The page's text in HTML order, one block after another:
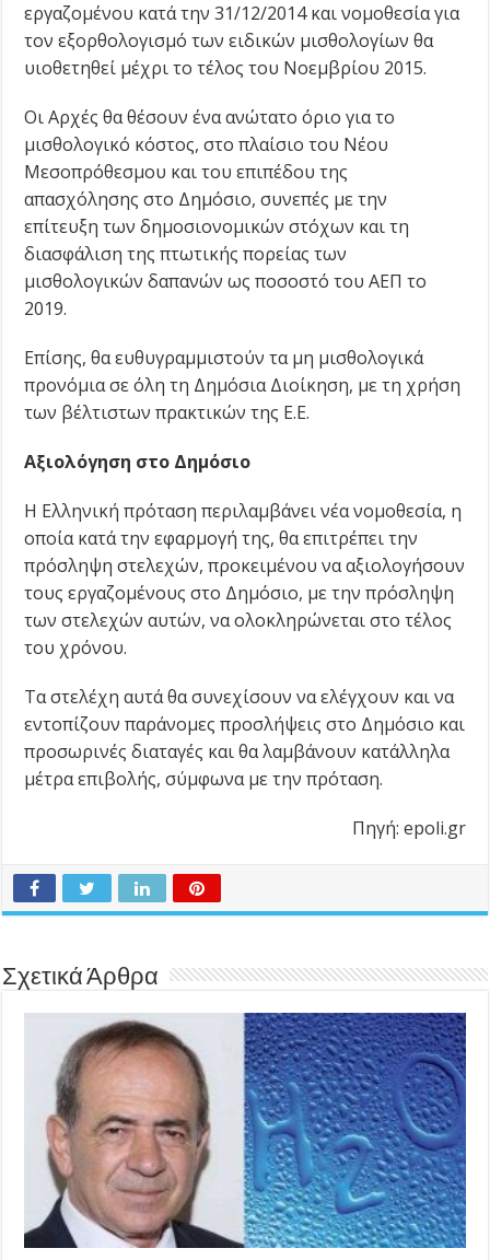
εργαζομένου κατά την 31/12/2014 και νομοθεσία για
τον εξορθολογισμό των ειδικών μισθολογίων θα
υιοθετηθεί μέχρι το τέλος του Νοεμβρίου 2015.
Οι Αρχές θα θέσουν ένα ανώτατο όριο για το
μισθολογικό κόστος, στο πλαίσιο του Νέου
Μεσοπρόθεσμου και του επιπέδου της
απασχόλησης στο Δημόσιο, συνεπές με την
επίτευξη των δημοσιονομικών στόχων και τη
διασφάλιση της πτωτικής πορείας των
μισθολογικών δαπανών ως ποσοστό του ΑΕΠ το
2019.
Επίσης, θα ευθυγραμμιστούν τα μη μισθολογικά
προνόμια σε όλη τη Δημόσια Διοίκηση, με τη χρήση
των βέλτιστων πρακτικών της Ε.Ε.
Αξιολόγηση στο Δημόσιο
Η Ελληνική πρόταση περιλαμβάνει νέα νομοθεσία, η
οποία κατά την εφαρμογή της, θα επιτρέπει την
πρόσληψη στελεχών, προκειμένου να αξιολογήσουν
τους εργαζομένους στο Δημόσιο, με την πρόσληψη
των στελεχών αυτών, να ολοκληρώνεται στο τέλος
του χρόνου.
Τα στελέχη αυτά θα συνεχίσουν να ελέγχουν και να
εντοπίζουν παράνομες προσλήψεις στο Δημόσιο και
προσωρινές διαταγές και θα λαμβάνουν κατάλληλα
μέτρα επιβολής, σύμφωνα με την πρόταση.
Πηγή: epoli.gr
Σχετικά Άρθρα